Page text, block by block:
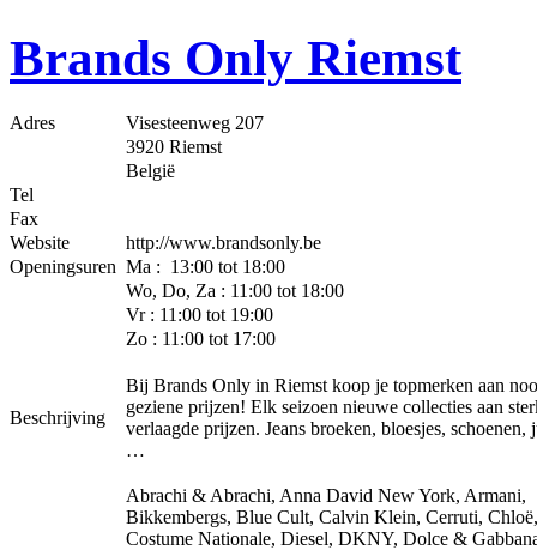
Brands Only Riemst
Adres
Visesteenweg 207
3920 Riemst
België
Tel
Fax
Website
http://www.brandsonly.be
Openingsuren Ma : 13:00 tot 18:00
Wo, Do, Za : 11:00 tot 18:00
Vr : 11:00 tot 19:00
Zo : 11:00 tot 17:00
Beschrijving
Bij Brands Only in Riemst koop je topmerken aan
geziene prijzen! Elk seizoen nieuwe collecties aan
verlaagde prijzen. Jeans broeken, bloesjes, schoenen,
…
Abrachi & Abrachi, Anna David New York, Armani,
Bikkembergs, Blue Cult, Calvin Klein, Cerruti, Chloë,
Costume Nationale, Diesel, DKNY, Dolce &